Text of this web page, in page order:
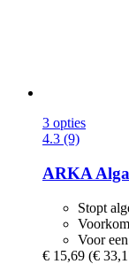
3 opties
4.3 (9)
ARKA
Stopt
Voor
€ 15,69 (€